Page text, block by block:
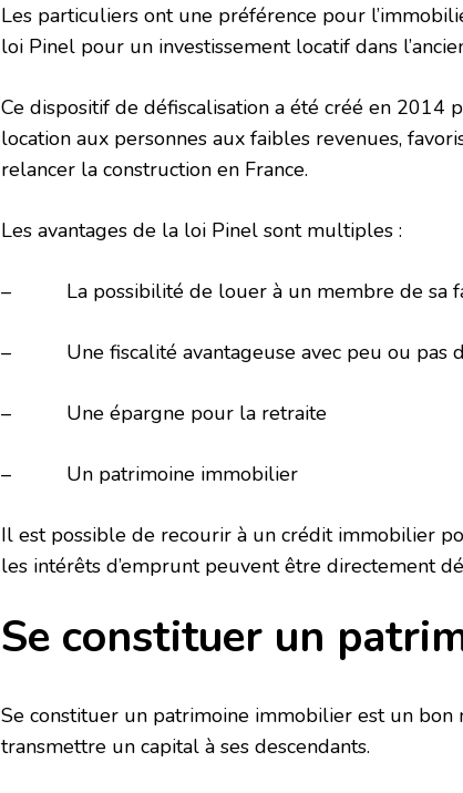
Les particuliers ont une préférence pour
loi Pinel pour un investissement locatif dans
Ce dispositif de défiscalisation a été créé en
location aux personnes aux faibles revenues,
relancer la construction en France.
Les avantages de la loi Pinel sont multiples :
– La possibilité de louer à un membre de sa
– Une fiscalité avantageuse avec peu ou pas
– Une épargne pour la retraite
– Un patrimoine immobilier
Il est possible de recourir à un crédit immobilier
les intérêts d’emprunt peuvent être directement
Se constituer un
Se constituer un patrimoine immobilier est un
transmettre un capital à ses descendants.